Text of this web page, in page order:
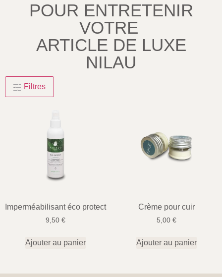
POUR ENTRETENIR
VOTRE
ARTICLE DE LUXE
NILAU
Filtres
Imperméabilisant éco protect
9,50 €
Ajouter au panier
Crème pour cuir
5,00 €
Ajouter au panier